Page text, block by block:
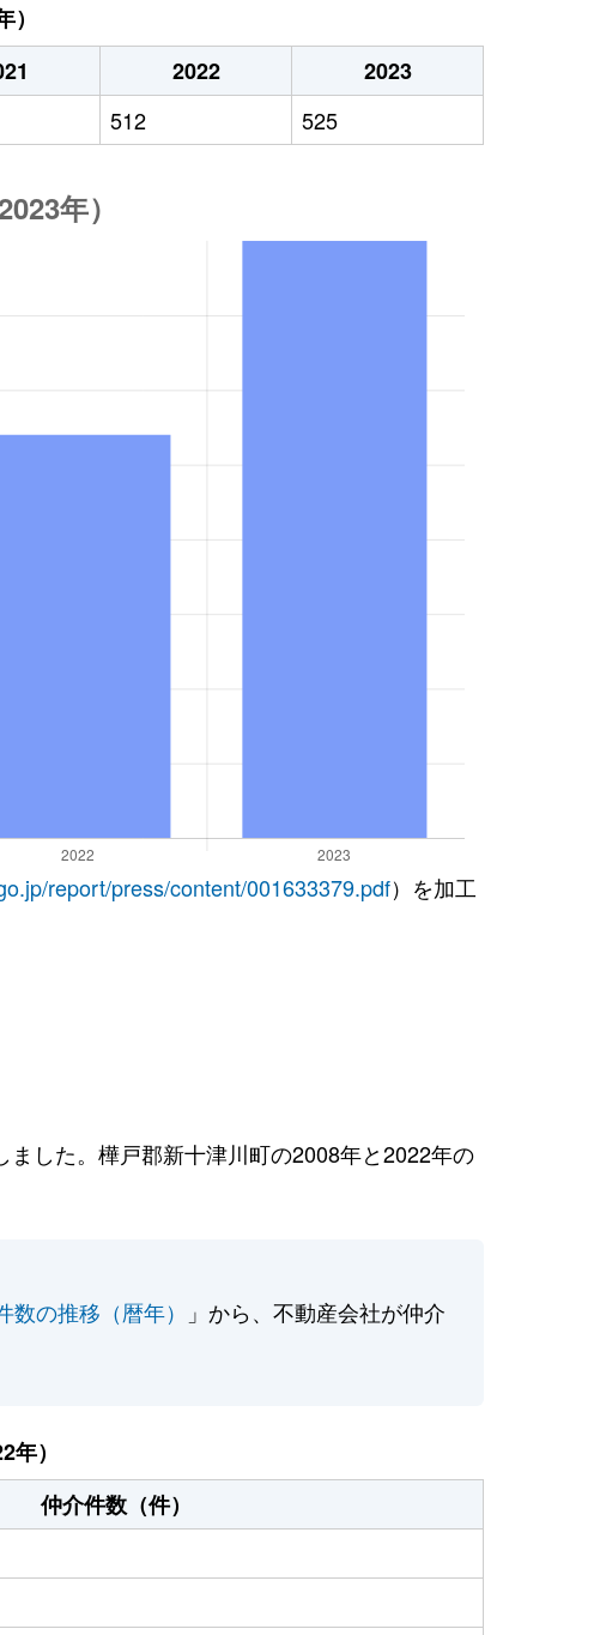
2022
2023
512 525
report/press/content/001633379.pdf）を加工
した。樺戸郡新十津川町の2008年と2022年の
の推移（暦年）
」から、不動産会社が仲介
）
仲介件数（件）